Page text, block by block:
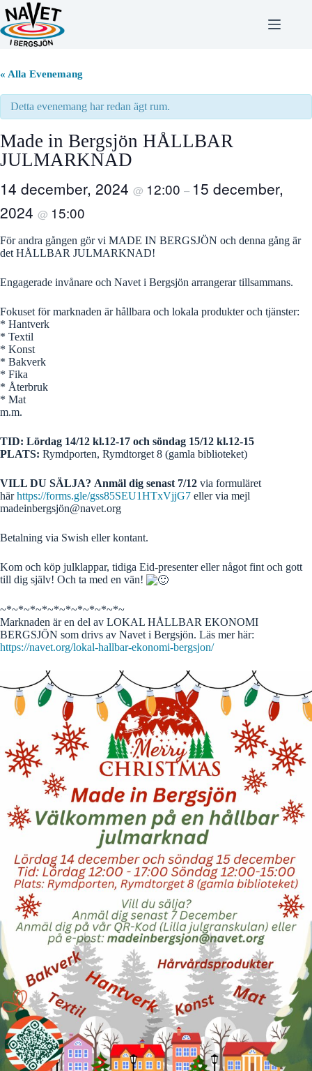
Hoppa
till
innehåll
« Alla Evenemang
Detta evenemang har redan ägt rum.
Made in Bergsjön HÅLLBAR
JULMARKNAD
14 december, 2024 @ 12:00 – 15 december,
2024 @ 15:00
För andra gången gör vi MADE IN BERGSJÖN och denna gång är
det HÅLLBAR JULMARKNAD!
Engagerade invånare och Navet i Bergsjön arrangerar tillsammans.
Fokuset för marknaden är hållbara och lokala produkter och tjänster:
* Hantverk
* Textil
* Konst
* Bakverk
* Fika
* Återbruk
* Mat
m.m.
TID: Lördag 14/12 kl.12-17 och söndag 15/12 kl.12-15
PLATS: Rymdporten, Rymdtorget 8 (gamla biblioteket)
VILL DU SÄLJA? Anmäl dig senast 7/12 via formuläret
härhttps://forms.gle/gss85SEU1HTxVjjG7 eller via mejl
madeinbergsjön@navet.org
Betalning via Swish eller kontant.
Kom och köp julklappar, tidiga Eid-presenter eller något fint och gott
till dig själv! Och ta med en vän!
~*~*~*~*~*~*~*~*~*~*~
Marknaden är en del av LOKAL HÅLLBAR EKONOMI
BERGSJÖN som drivs av Navet i Bergsjön. Läs mer här:
https://navet.org/lokal-hallbar-ekonomi-bergsjon/